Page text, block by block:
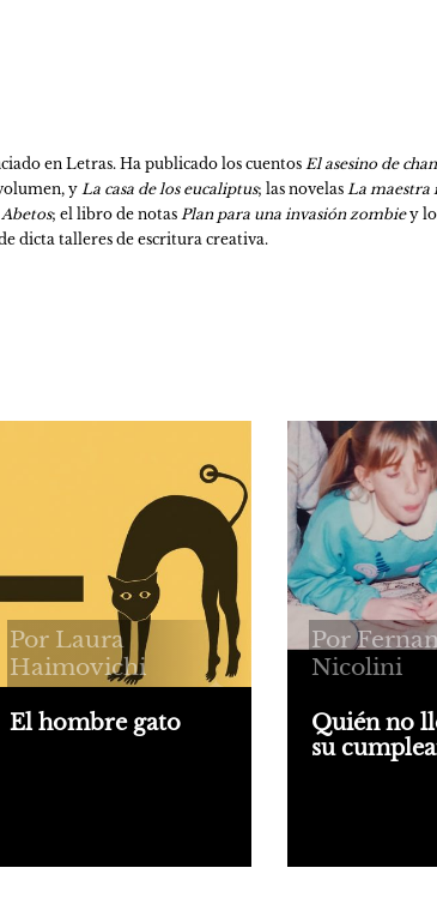
en Letras. Ha publicado los cuentos El asesino de
y La casa de los eucaliptus; las novelas La maestra
; el libro de notas Plan para una invasión zombie y
dicta talleres de escritura creativa.
Por Laura
Haimovichi
El hombre gato
maullar. ¿Se convierte en
Por
Nicolini
Quién no
su